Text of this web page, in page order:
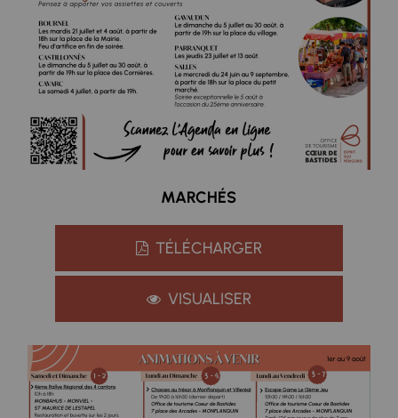
MARCHÉS
TÉLÉCHARGER
VISUALISER